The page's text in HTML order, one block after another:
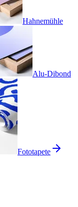
Hahnemühle
Alu-Dibond
Fototapete